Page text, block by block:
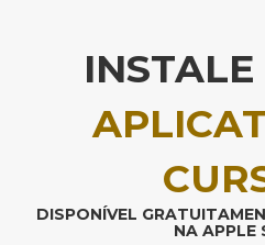
DISPONÍVEL
NA APPLE